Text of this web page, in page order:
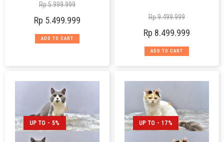
Rp5.999.999
Rp 5.499.999
ADD TO CART
Rp9.499.999
Rp 8.499.999
ADD TO CART
UP TO - 5% UP TO - 17%